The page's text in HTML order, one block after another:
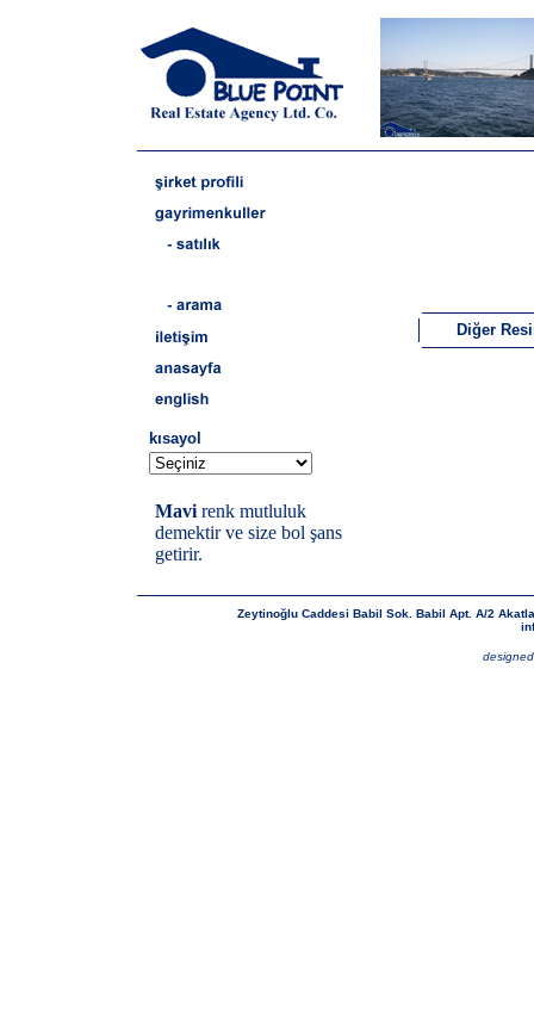
kısayol
Mavi renk mutluluk
demektir ve size bol şans
getirir.
Diğer
Zeytinoğlu Caddesi Babil Sok. Babil Apt. A/2